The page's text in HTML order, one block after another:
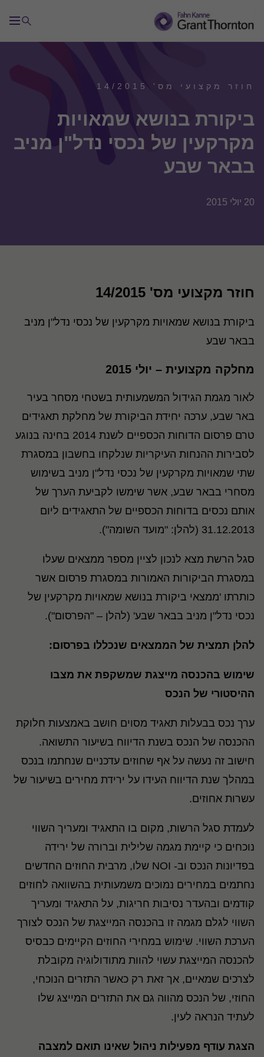
חוזר מקצועי מס' 14/2015
ביקורת בנושא שמאויות
מקרקעין של נכסי נדל"ן מניב
בבאר שבע
20 יולי 2015
חוזר מקצועי מס' 14/2015
ביקורת בנושא שמאויות מקרקעין של נכסי נדל"ן מניב
בבאר שבע
מחלקה מקצועית – יולי 2015
לאור מגמת הגידול המשמעותית בשטחי מסחר בעיר
באר שבע, ערכה יחידת הביקורת של מחלקת תאגידים
טרם פרסום הדוחות הכספיים לשנת 2014 בחינה בנוגע
לסבירות ההנחות העיקריות שנלקחו בחשבון במסגרת
שתי שמאויות מקרקעין של נכסי נדל"ן מניב בשימוש
מסחרי בבאר שבע, אשר שימשו לקביעת הערך של
אותם נכסים בדוחות הכספיים של התאגידים ליום
31.12.2013 (להלן: "מועד השומה").
סגל הרשת מצא לנכון לציין מספר ממצאים שעלו
במסגרת הביקורות האמורות במסגרת פרסום אשר
כותרתו 'ממצאי ביקורת בנושא שמאויות מקרקעין של
נכסי נדל"ן מניב בבאר שבע' (להלן – "הפרסום").
להלן תמצית של הממצאים שנכללו בפרסום:
שימוש בהכנסה מייצגת שמשקפת את מצבו
ההיסטורי של הנכס
ערך נכס בבעלות תאגיד מסוים חושב באמצעות חלוקת
ההכנסה של הנכס בשנת הדיווח בשיעור התשואה.
חישוב זה נעשה על אף שחוזים עדכניים שנחתמו בנכס
במהלך שנת הדיווח העידו על ירידת מחירים בשיעור של
עשרות אחוזים.
לעמדת סגל הרשות, מקום בו התאגיד ומעריך השווי
נוכחים כי קיימת מגמה שלילית וברורה של ירידה
בפדיונות הנכס וב- NOI שלו, מרבית החוזים החדשים
נחתמים במחירים נמוכים משמעותית בהשוואה לחוזים
קודמים ובהעדר נסיבות חריגות, על התאגיד ומעריך
השווי לגלם מגמה זו בהכנסה המייצגת של הנכס לצורך
הערכת השווי. שימוש במחירי החוזים הקיימים כבסיס
להכנסה המייצגת עשוי להוות מתודולוגיה מקובלת
לצרכים שמאיים, אך זאת רק כאשר התזרים הנוכחי,
החוזי, של הנכס מהווה גם את התזרים המייצג שלו
לעתיד הנראה לעין.
הצגת עודף מפעילות ניהול שאינו תואם למצבה